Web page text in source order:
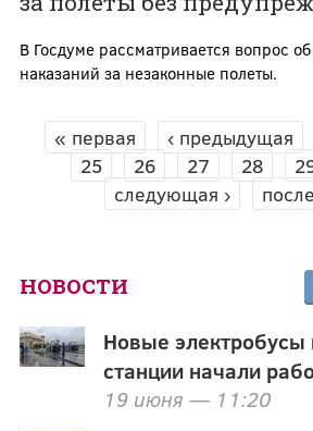
В Госдуме рассматривается вопрос
наказаний за незаконные полеты.
СТРАНИЦЫ
« первая ‹ предыдущая
25
26 27 28
следующая ›
НОВОСТИ
Новые электробусы
станции начали
19 июня — 11:20